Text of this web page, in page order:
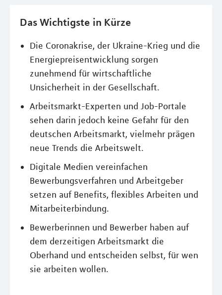
Das Wichtigste in Kürze
Die Coronakrise, der Ukraine-Krieg und die
Energiepreisentwicklung sorgen
zunehmend für wirtschaftliche
Unsicherheit in der Gesellschaft.
Arbeitsmarkt-Experten und Job-Portale
sehen darin jedoch keine Gefahr für den
deutschen Arbeitsmarkt, vielmehr prägen
neue Trends die Arbeitswelt.
Digitale Medien vereinfachen
Bewerbungsverfahren und Arbeitgeber
setzen auf Benefits, flexibles Arbeiten und
Mitarbeiterbindung.
Bewerberinnen und Bewerber haben auf
dem derzeitigen Arbeitsmarkt die
Oberhand und entscheiden selbst, für wen
sie arbeiten wollen.